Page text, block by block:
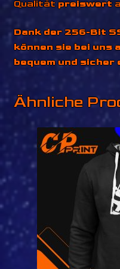
Qualität preiswert
Dank der 256-Bit
können sie bei uns
bequem und sicher
Ähnliche